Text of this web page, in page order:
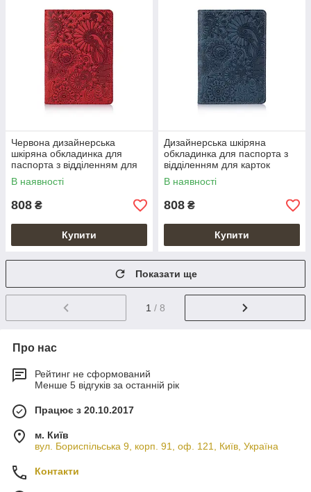
Червона дизайнерська
шкіряна обкладинка для
паспорта з відділенням для
карток, колекція "Mehendi Art"
В наявності
808 ₴
Купити
Дизайнерська шкіряна
обкладинка для паспорта з
відділенням для карток
блакитного кольору, колекція
"Mehendi Art"
В наявності
808 ₴
Купити
Показати ще
1 / 8
Про нас
Рейтинг не сформований
Менше 5 відгуків за останній рік
Працює з 20.10.2017
м. Київ
вул. Бориспільська 9, корп. 91, оф. 121, Київ, Україна
Контакти